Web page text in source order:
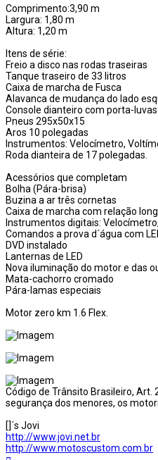
Comprimento:3,90 m
Largura: 1,80 m
Altura: 1,20 m
Itens de série:
Freio a disco nas rodas traseiras
Tanque traseiro de 33 litros
Caixa de marcha de Fusca
Alavanca de mudança do lado
Console dianteiro com porta-luvas.
Pneus 295x50x15
Aros 10 polegadas
Instrumentos: Velocímetro,
Roda dianteira de 17 polegadas.
Acessórios que completam
Bolha (Pára-brisa)
Buzina a ar três cornetas
Caixa de marcha com relação
Instrumentos digitais:
Comandos a prova d´água com
DVD instalado
Lanternas de LED
Nova iluminação do motor e das
Mata-cachorro cromado
Pára-lamas especiais
Motor zero km 1.6 Flex.
Código de Trânsito Brasileiro,
segurança dos menores, os
[]´s Jovi
http://www.jovi.net.br
http://www.motoscustom.com.br